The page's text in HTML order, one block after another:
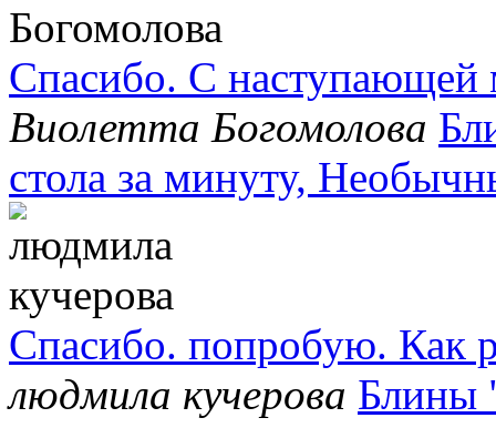
Спасибо. С наступающей
Виолетта Богомолова
стола за минуту,
Спасибо. попробую. Как
людмила кучерова Блины